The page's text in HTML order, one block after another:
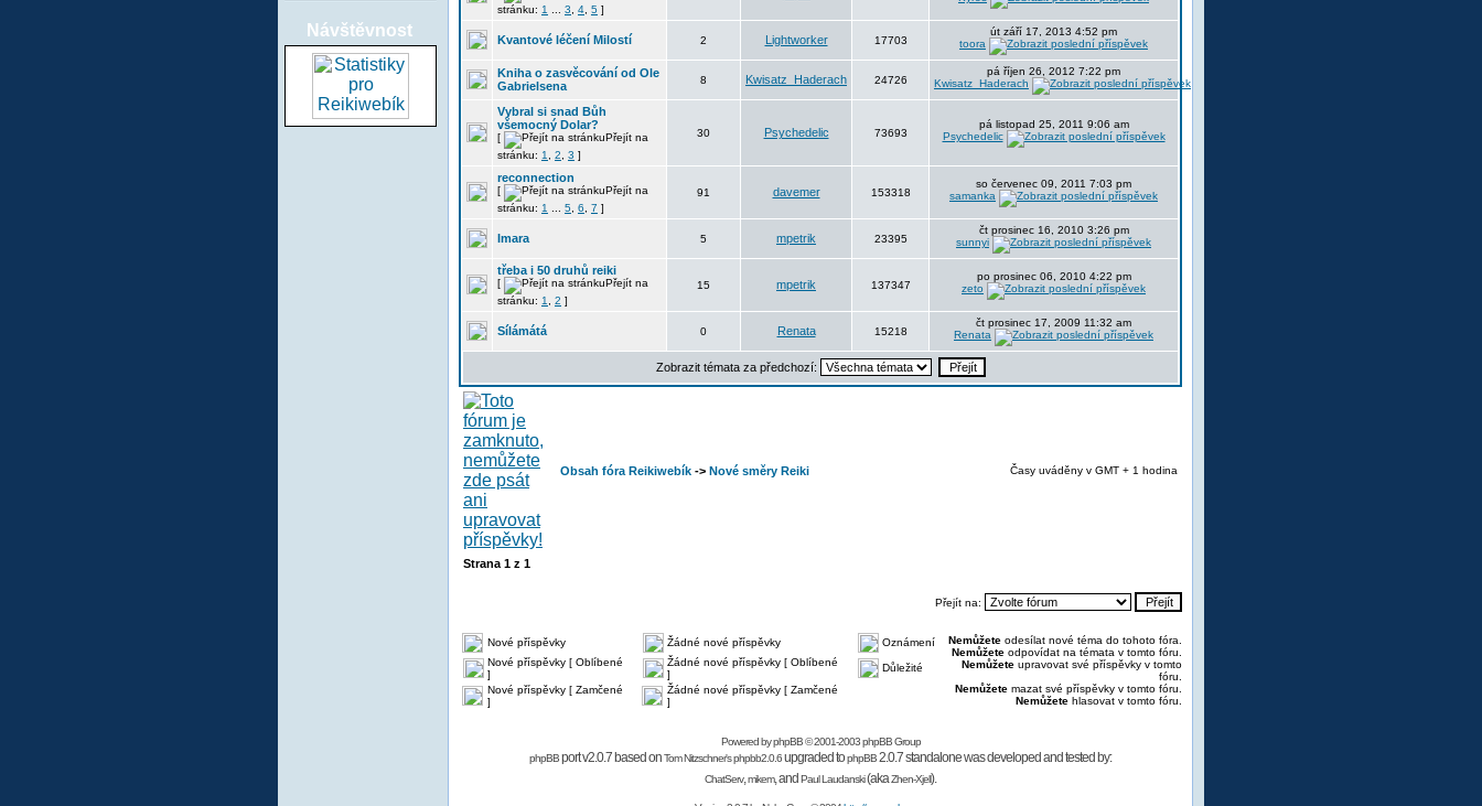
Návštěvnost
stránku: 1 3 4 5 ]
Kvantové léčení Milostí 2 Lightworker 17703
út září 17, 2013 4:52 pm
toora
Kniha o zasvěcování od Ole
Gabrielsena
8 Kwisatz_Haderach 24726
pá říjen 26, 2012 7:22 pm
Kwisatz_Haderach
Vybral si snad Bůh
všemocný Dolar?
[
Přejít na
stránku: 1 2 3 ]
30 Psychedelic 73693
pá listopad 25, 2011 9:06 am
Psychedelic
reconnection
[
Přejít na
stránku: 1 5 6 7 ]
91 davemer 153318
so červenec 09, 2011 7:03 pm
samanka
Imara 5 mpetrik 23395
čt prosinec 16, 2010 3:26 pm
sunnyi
třeba i 50 druhů reiki
[
Přejít na
stránku: 1 2 ]
15 mpetrik 137347
po prosinec 06, 2010 4:22 pm
zeto
Sílámátá 0 Renata 15218
čt prosinec 17, 2009 11:32 am
Renata
Zobrazit témata za předchozí:
Obsah fóra Reikiwebík -> Nové směry Reiki Časy uváděny v GMT + 1 hodina
Strana 1 z 1
Přejít na:
Nové příspěvky Žádné nové příspěvky
Oznámení
Nové příspěvky [ Oblíbené
]
Žádné nové příspěvky [ Oblíbené
]
Důležité
Nové příspěvky [ Zamčené
]
Žádné nové příspěvky [ Zamčené
]
Nemůžete odesílat nové téma do tohoto fóra.
Nemůžete odpovídat na témata v tomto fóru.
Nemůžete upravovat své příspěvky v tomto
fóru.
Nemůžete mazat své příspěvky v tomto fóru.
Nemůžete hlasovat v tomto fóru.
Powered byphpBB© 2001-2003 phpBB Group
phpBBport v2.0.7 based onTom Nitzschner'sphpbb2.0.6upgraded tophpBB2.0.7 standalone was developed and tested by:
ChatServ,mikem,and Paul Laudanski(akaZhen-Xjell).